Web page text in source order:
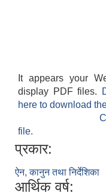
It appears your
display PDF files.
here to download
file.
प्रकार:
ऐन, कानुन तथा निर्देशिका
आर्थिक वर्ष: